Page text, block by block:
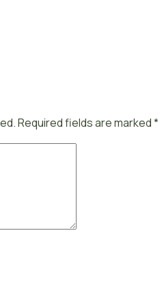
Required fields are marked*